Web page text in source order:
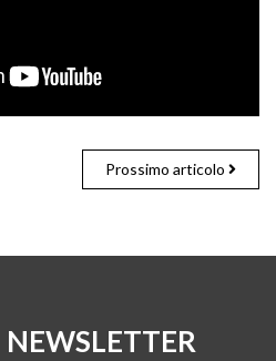
Prossimo articolo
NEWSLETTER